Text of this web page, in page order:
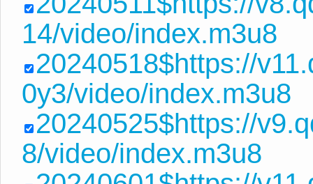
14/video/index.m3u8
20240518$https://
0y3/video/index.m3u8
20240525$https://
8/video/index.m3u8